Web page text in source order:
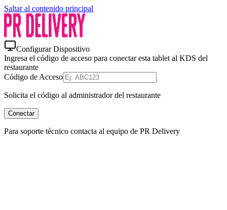
Saltar al contenido principal
Configurar Dispositivo
Ingresa el código de acceso para conectar esta tablet al KDS del
restaurante
Código de Acceso
Solicita el código al administrador del restaurante
Conectar
Para soporte técnico contacta al equipo de PR Delivery